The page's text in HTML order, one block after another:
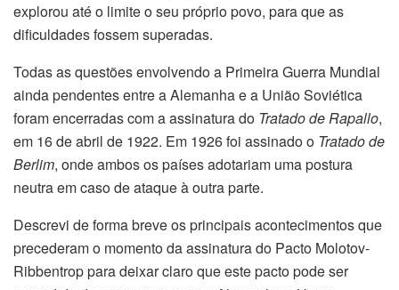
explorou até o limite o seu próprio povo, para que as
dificuldades fossem superadas.
Todas as questões envolvendo a Primeira Guerra Mundial
ainda pendentes entre a Alemanha e a União Soviética
foram encerradas com a assinatura do Tratado de Rapallo,
em 16 de abril de 1922. Em 1926 foi assinado o Tratado de
Berlim, onde ambos os países adotariam uma postura
neutra em caso de ataque à outra parte.
Descrevi de forma breve os principais acontecimentos que
precederam o momento da assinatura do Pacto Molotov-
Ribbentrop para deixar claro que este pacto pode ser